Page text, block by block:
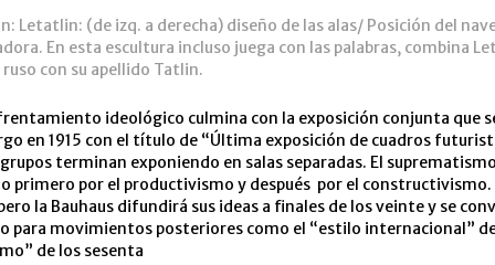
Letatlin: (de izq. a derecha) diseño de las alas/ Posición del
En esta escultura incluso juega con las palabras, combina
con su apellido Tatlin.
ideológico culmina con la exposición conjunta que
en 1915 con el título de “Última exposición de cuadros
terminan exponiendo en salas separadas. El
primero por el productivismo y después por el constructivismo.
la Bauhaus difundirá sus ideas a finales de los veinte y se
para movimientos posteriores como el “estilo internacional”
de los sesenta